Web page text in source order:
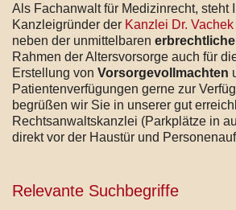
Als Fachanwalt für Medizinrecht, steht
Kanzleigründer der Kanzlei Dr.
neben der unmittelbaren
Rahmen der Altersvorsorge auch für
Erstellung von Vorsorgevollmachten
Patientenverfügungen gerne zur
begrüßen wir Sie in unserer gut
Rechtsanwaltskanzlei (Parkplätze in
direkt vor der Haustür und
Relevante Suchbegriffe